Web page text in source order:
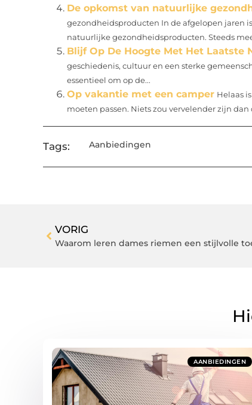
De opkomst van natuurlijke
gezondheidsproducten In de afgelopen jaren
natuurlijke gezondheidsproducten. Steeds
Blijf Op De Hoogte Met Het Laatste
geschiedenis, cultuur en een sterke
essentieel om op de...
Op vakantie met een camper Helaas
moeten passen. Niets zou vervelender zijn dan
Tags: Aanbiedingen
VORIG
Waarom leren dames riemen een stijlvolle
AANBIEDINGEN